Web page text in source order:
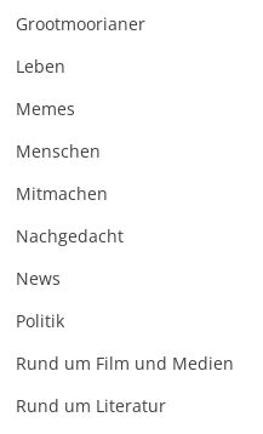
Grootmoorianer
Leben
Memes
Menschen
Mitmachen
Nachgedacht
News
Politik
Rund um Film und Medien
Rund um Literatur